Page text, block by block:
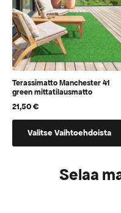
Terassimatto Manchester 41
green mittatilausmatto
21,50€
Valitse Vaihtoehdoista
vaihtoehtoja,Selaa